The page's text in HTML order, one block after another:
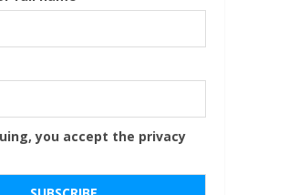
you accept the privacy